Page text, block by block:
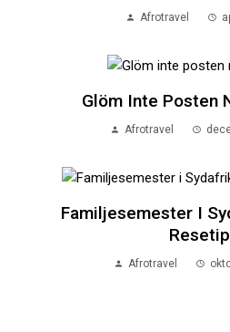
Afrotravel
Glöm Inte Posten
Afrotravel
Familjesemester I
Afrotravel